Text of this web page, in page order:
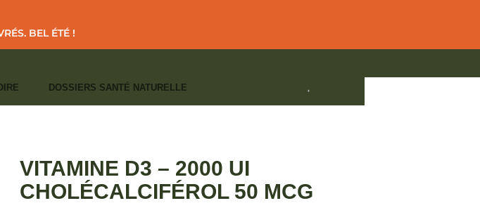
BEL ÉTÉ !
DOSSIERS SANTÉ NATURELLE
VITAMINE D3 – 2000 UI
CHOLÉCALCIFÉROL 50 MCG